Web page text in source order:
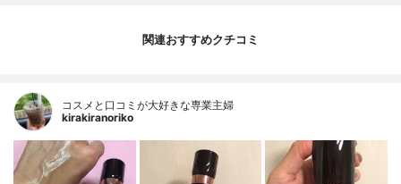
関連おすすめクチコミ
コスメと口コミが大好きな専業主婦
kirakiranoriko